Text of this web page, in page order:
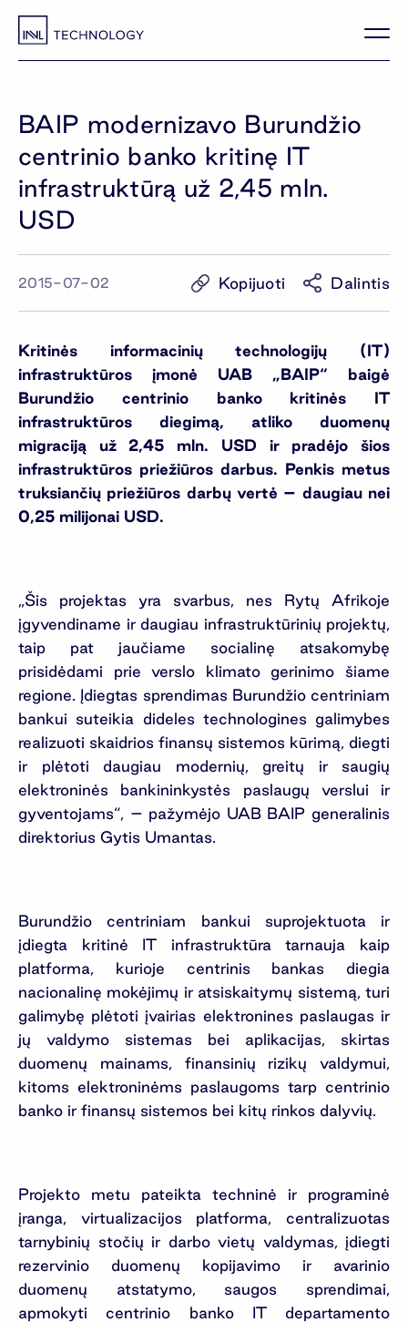
BAIP modernizavo Burundžio
centrinio banko kritinę IT
infrastruktūrą už 2,45 mln.
USD
2015-07-02 Kopijuoti Dalintis
Kritinės informacinių technologijų (IT)
infrastruktūros įmonė UAB „BAIP“ baigė
Burundžio centrinio banko kritinės IT
infrastruktūros diegimą, atliko duomenų
migraciją už 2,45 mln. USDir pradėjo šios
infrastruktūros priežiūros darbus. Penkis metus
truksiančių priežiūros darbų vertė – daugiau nei
0,25 milijonai USD.
„Šis projektas yra svarbus, nes Rytų Afrikoje
įgyvendiname ir daugiau infrastruktūrinių projektų,
taip pat jaučiame socialinę atsakomybę
prisidėdami prie verslo klimato gerinimo šiame
regione. Įdiegtas sprendimas Burundžio centriniam
bankui suteikia dideles technologines galimybes
realizuoti skaidrios finansų sistemos kūrimą, diegti
ir plėtoti daugiau modernių, greitų ir saugių
elektroninės bankininkystės paslaugų verslui ir
gyventojams“, – pažymėjo UAB BAIP generalinis
direktorius Gytis Umantas.
Burundžio centriniam bankui suprojektuota ir
įdiegta kritinė IT infrastruktūra tarnauja kaip
platforma, kurioje centrinis bankas diegia
nacionalinę mokėjimų ir atsiskaitymų sistemą, turi
galimybę plėtoti įvairias elektronines paslaugas ir
jų valdymo sistemas bei aplikacijas, skirtas
duomenų mainams, finansinių rizikų valdymui,
kitoms elektroninėms paslaugoms tarp centrinio
banko ir finansų sistemos bei kitų rinkos dalyvių.
Projekto metu pateikta techninė ir programinė
įranga, virtualizacijos platforma, centralizuotas
tarnybinių stočių ir darbo vietų valdymas, įdiegti
rezervinio duomenų kopijavimo ir avarinio
duomenų atstatymo, saugos sprendimai,
apmokyti centrinio banko IT departamento